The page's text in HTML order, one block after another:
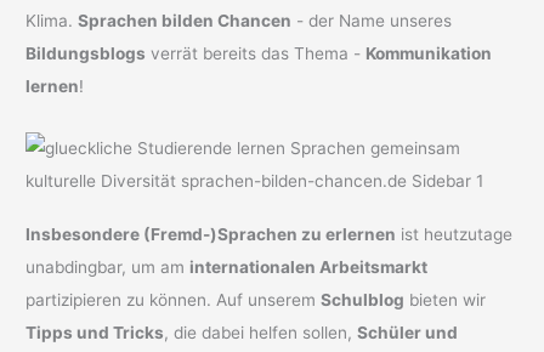
Klima.Sprachen bilden Chancen - der Name unseres
Bildungsblogs verrät bereits das Thema - Kommunikation
lernen!
Insbesondere (Fremd-)Sprachen zu erlernen ist heutzutage
unabdingbar, um am internationalen Arbeitsmarkt
partizipieren zu können. Auf unseremSchulblog bieten wir
Tipps und Tricks, die dabei helfen sollen,Schüler und